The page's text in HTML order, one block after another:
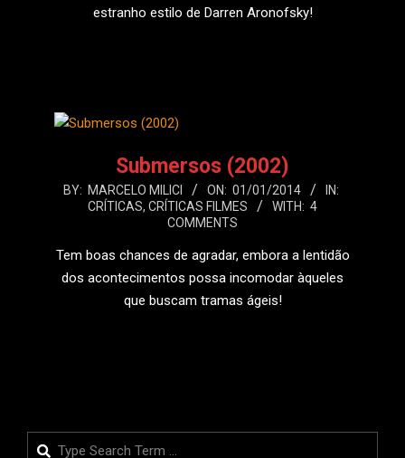
estranho estilo de Darren Aronofsky!
Submersos (2002)
2014-
BY: MARCELO MILICI ON: 01/01/2014
IN:
CRÍTICAS, CRÍTICAS FILMES WITH: 4
COMMENTS
Tem boas chances de agradar, embora a lentidão
dos acontecimentos possa incomodar àqueles
que buscam tramas ágeis!
Search